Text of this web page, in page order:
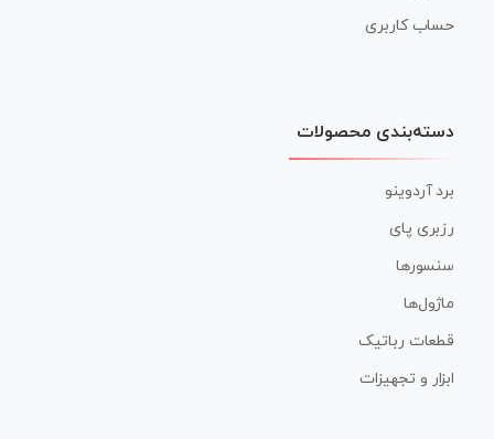
حساب کاربری
دسته‌بندی محصولات
برد آردوینو
رزبری پای
سنسورها
ماژول‌ها
قطعات رباتیک
ابزار و تجهیزات